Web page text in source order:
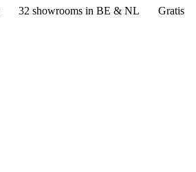
32 showrooms in BE & NL
Gratis